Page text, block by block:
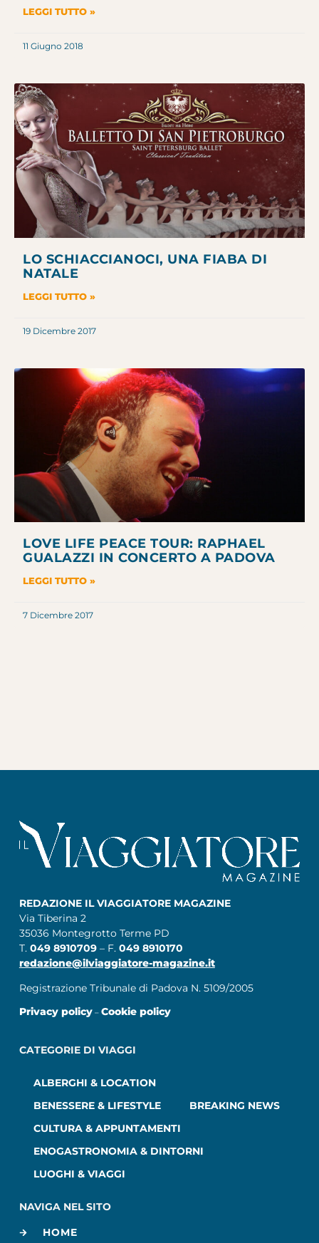
LEGGI TUTTO »
11 Giugno 2018
LO SCHIACCIANOCI, UNA FIABA DI
NATALE
LEGGI TUTTO »
19 Dicembre 2017
LOVE LIFE PEACE TOUR: RAPHAEL
GUALAZZI IN CONCERTO A PADOVA
LEGGI TUTTO »
7 Dicembre 2017
REDAZIONE IL VIAGGIATORE MAGAZINE
Via Tiberina 2
35036 Montegrotto Terme PD
T. 049 8910709 – F. 049 8910170
redazione@ilviaggiatore-magazine.it
Registrazione Tribunale di Padova N. 5109/2005
Privacy policy– Cookie policy
CATEGORIE DI VIAGGI
ALBERGHI & LOCATION
BENESSERE & LIFESTYLE
BREAKING NEWS
CULTURA & APPUNTAMENTI
ENOGASTRONOMIA & DINTORNI
LUOGHI & VIAGGI
NAVIGA NEL SITO
HOME